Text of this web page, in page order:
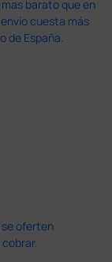
barato que en
cuesta más
de España.
se oferten
cobrar.